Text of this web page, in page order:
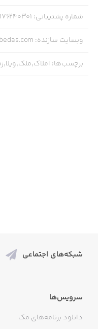
شماره پشتیبانی:
وبسایت سازنده:
برچسب‌ها:
شبکه‌های اجتماعی
سرویس‌ها
دانلود برنامه‌های مک